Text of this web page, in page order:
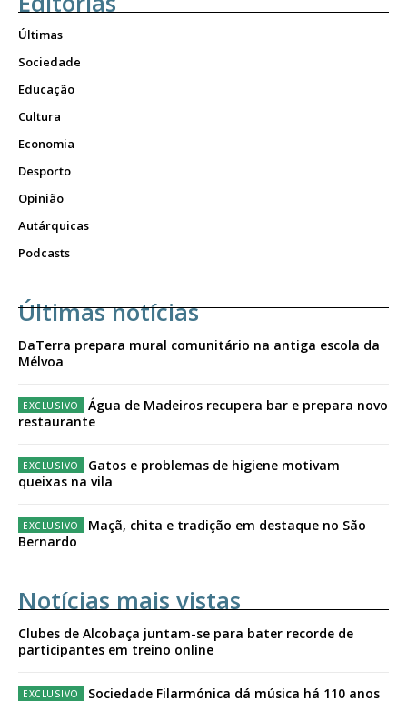
Últimas
Sociedade
Educação
Cultura
Economia
Desporto
Opinião
Autárquicas
Podcasts
Últimas notícias
DaTerra prepara mural comunitário na antiga escola da
Mélvoa
Água de Madeiros recupera bar e prepara novo
restaurante
Gatos e problemas de higiene motivam
queixas na vila
Maçã, chita e tradição em destaque no São
Bernardo
Notícias mais vistas
Clubes de Alcobaça juntam-se para bater recorde de
participantes em treino online
Sociedade Filarmónica dá música há 110 anos